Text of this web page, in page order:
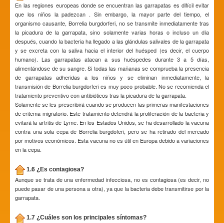
En las regiones europeas donde se encuentran las garrapatas es difícil evitar
que los niños la padezcan . Sin embargo, la mayor parte del tiempo, el
organismo causante, Borrelia burgdorferi, no se transmite inmediatamente tras
la picadura de la garrapata, sino solamente varias horas o incluso un día
después, cuando la bacteria ha llegado a las glándulas salivales de la garrapata
y se excreta con la saliva hacia el interior del huésped (es decir, el cuerpo
humano). Las garrapatas atacan a sus huéspedes durante 3 a 5 días,
alimentándose de su sangre. Si todas las mañanas se comprueba la presencia
de garrapatas adheridas a los niños y se eliminan inmediatamente, la
transmisión de Borrelia burgdorferi es muy poco probable. No se recomienda el
tratamiento preventivo con antibióticos tras la picadura de la garrapata.
Solamente se les prescribirá cuando se producen las primeras manifestaciones
de eritema migratorio. Este tratamiento detendrá la proliferación de la bacteria y
evitará la artritis de Lyme. En los Estados Unidos, se ha desarrollado la vacuna
contra una sola cepa de Borrelia burgdoferi, pero se ha retirado del mercado
por motivos económicos. Esta vacuna no es útil en Europa debido a variaciones
en la cepa.
1.6 ¿Es contagiosa?
Aunque se trata de una enfermedad infecciosa, no es contagiosa (es decir, no
puede pasar de una persona a otra), ya que la bacteria debe transmitirse por la
garrapata.
1.7 ¿Cuáles son los principales síntomas?